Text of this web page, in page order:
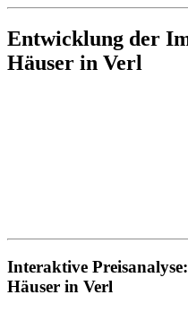
Entwicklung der
Häuser in Verl
Interaktive
Häuser in Verl